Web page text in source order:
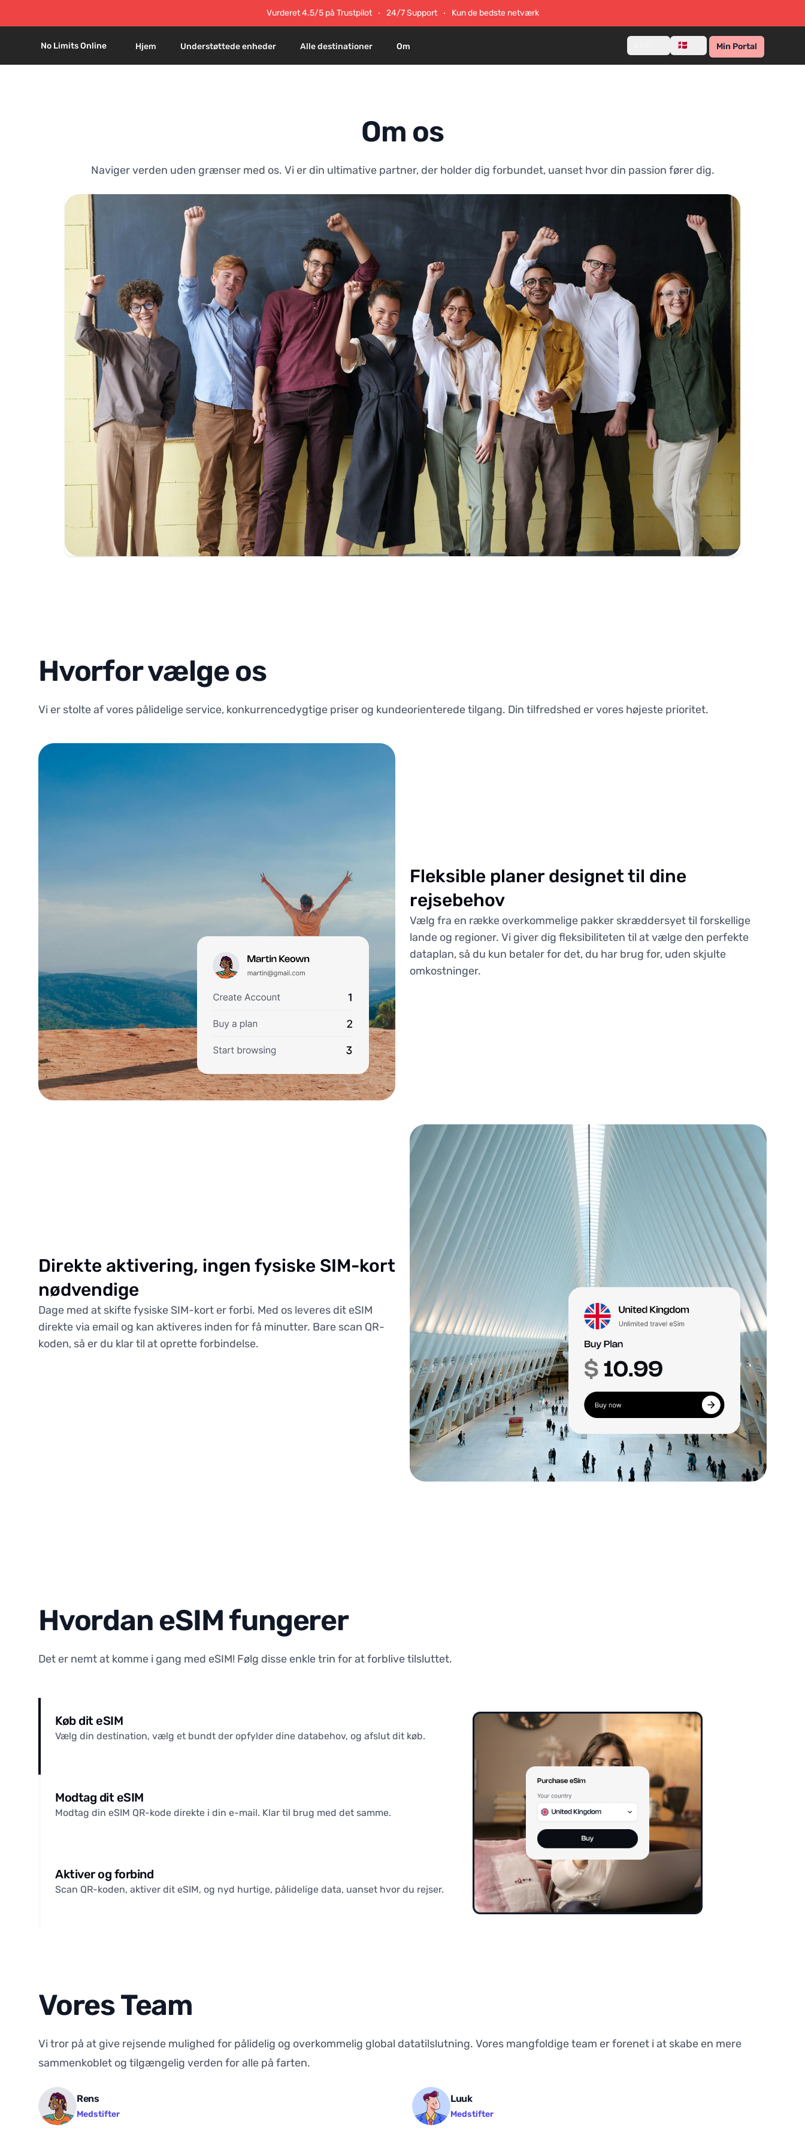
Vurderet 4.5/5 på Trustpilot 24/7 Support Kun de bedste netværk
No Limits Online Hjem Understøttede enheder Alle destinationer Om 🇩🇰 Min Portal
Om os
Naviger verden uden grænser med os. Vi er din ultimative partner, der holder dig forbundet, uanset hvor din passion fører dig.
Hvorfor vælge os
Vi er stolte af vores pålidelige service, konkurrencedygtige priser og kundeorienterede tilgang. Din tilfredshed er vores højeste prioritet.
Fleksible planer designet til dine
rejsebehov
Vælg fra en række overkommelige pakker skræddersyet til forskellige
lande og regioner. Vi giver dig fleksibiliteten til at vælge den perfekte
dataplan, så du kun betaler for det, du har brug for, uden skjulte
omkostninger.
Direkte aktivering, ingen fysiske SIM-kort
nødvendige
Dage med at skifte fysiske SIM-kort er forbi. Med os leveres dit eSIM
direkte via email og kan aktiveres inden for få minutter. Bare scan QR-
koden, så er du klar til at oprette forbindelse.
Hvordan eSIM fungerer
Det er nemt at komme i gang med eSIM! Følg disse enkle trin for at forblive tilsluttet.
Køb dit eSIM
Vælg din destination, vælg et bundt der opfylder dine databehov, og afslut dit køb.
Modtag dit eSIM
Modtag din eSIM QR-kode direkte i din e-mail. Klar til brug med det samme.
Aktiver og forbind
Scan QR-koden, aktiver dit eSIM, og nyd hurtige, pålidelige data, uanset hvor du rejser.
Vores Team
Vi tror på at give rejsende mulighed for pålidelig og overkommelig global datatilslutning. Vores mangfoldige team er forenet i at skabe en mere
sammenkoblet og tilgængelig verden for alle på farten.
Rens
Medstifter
Luuk
Medstifter